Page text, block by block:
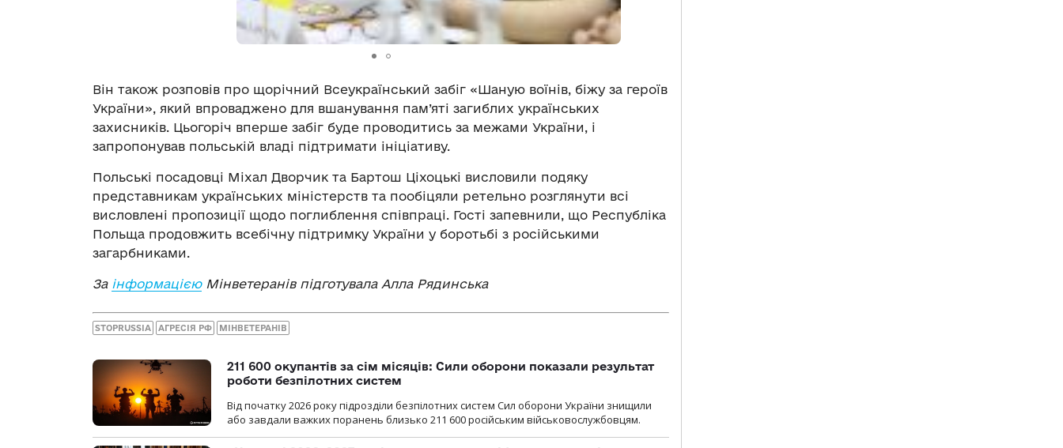
Він також розповів про щорічний Всеукраїнський забіг «Шаную воїнів, біжу за героїв
України», який впроваджено для вшанування пам’яті загиблих українських
захисників. Цьогоріч вперше забіг буде проводитись за межами України, і
запропонував польській владі підтримати ініціативу.
Польські посадовці Міхал Дворчик та Бартош Ціхоцькі висловили подяку
представникам українських міністерств та пообіцяли ретельно розглянути всі
висловлені пропозиції щодо поглиблення співпраці. Гості запевнили, що Республіка
Польща продовжить всебічну підтримку України у боротьбі з російськими
загарбниками.
За інформацієюМінветеранів підготувала Алла Рядинська
STOPRUSSIA АГРЕСІЯ РФ МІНВЕТЕРАНІВ
211 600 окупантів за сім місяців: Сили оборони показали результат
роботи безпілотних систем
Від початку 2026 року підрозділи безпілотних систем Сил оборони України знищили
або завдали важких поранень близько 211 600 російським військовослужбовцям.